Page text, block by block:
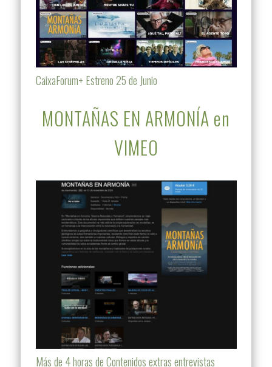
CaixaForum+ Estreno 25 de Junio
MONTAÑAS EN ARMONÍA en
VIMEO
Más de 4 horas de Contenidos extras entrevistas